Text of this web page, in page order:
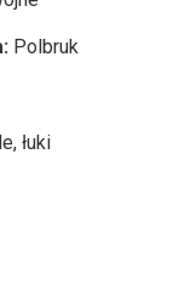
Polbruk
łuki